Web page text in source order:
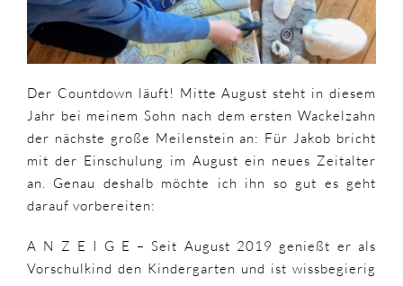
Der Countdown läuft! Mitte August steht in diesem
Jahr bei meinem Sohn nach dem ersten Wackelzahn
der nächste große Meilenstein an: Für Jakob bricht
mit der Einschulung im August ein neues Zeitalter
an. Genau deshalb möchte ich ihn so gut es geht
darauf vorbereiten:
A N Z E I G E – Seit August 2019 genießt er als
Vorschulkind den Kindergarten und ist wissbegierig